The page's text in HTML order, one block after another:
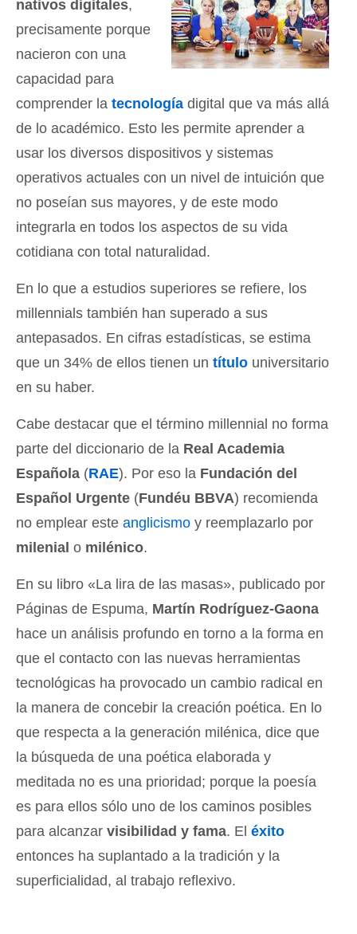
nativos digitales,
precisamente porque
nacieron con una
capacidad para
comprender la tecnología digital que va más allá
de lo académico. Esto les permite aprender a
usar los diversos dispositivos y sistemas
operativos actuales con un nivel de intuición que
no poseían sus mayores, y de este modo
integrarla en todos los aspectos de su vida
cotidiana con total naturalidad.
En lo que a estudios superiores se refiere, los
millennials también han superado a sus
antepasados. En cifras estadísticas, se estima
que un 34% de ellos tienen un título universitario
en su haber.
Cabe destacar que el término millennial no forma
parte del diccionario de la Real Academia
Española (RAE). Por eso la Fundación del
Español Urgente (Fundéu BBVA) recomienda
no emplear este anglicismo y reemplazarlo por
milenial o milénico.
En su libro «La lira de las masas», publicado por
Páginas de Espuma, Martín Rodríguez-Gaona
hace un análisis profundo en torno a la forma en
que el contacto con las nuevas herramientas
tecnológicas ha provocado un cambio radical en
la manera de concebir la creación poética. En lo
que respecta a la generación milénica, dice que
la búsqueda de una poética elaborada y
meditada no es una prioridad; porque la poesía
es para ellos sólo uno de los caminos posibles
para alcanzar visibilidad y fama. El éxito
entonces ha suplantado a la tradición y la
superficialidad, al trabajo reflexivo.